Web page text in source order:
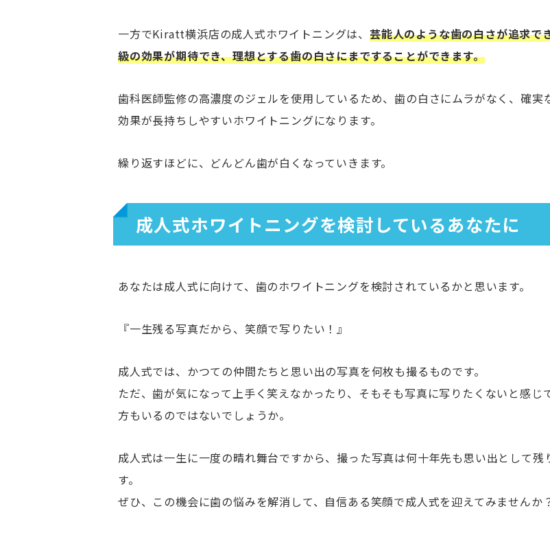
一方でKiratt横浜店の成人式ホワイトニングは、 芸能人のような歯の白さが追求で
級の効果が期待でき、理想とする歯の白さにまですることができます。
歯科医師監修の高濃度のジェルを使用しているため、歯の白さにムラがなく、確実
効果が長持ちしやすいホワイトニングになります。
繰り返すほどに、どんどん歯が白くなっていきます。
成人式ホワイトニングを検討しているあなたに
あなたは成人式に向けて、歯のホワイトニングを検討されているかと思います。
『一生残る写真だから、笑顔で写りたい！』
成人式では、かつての仲間たちと思い出の写真を何枚も撮るものです。
ただ、歯が気になって上手く笑えなかったり、そもそも写真に写りたくないと感じ
方もいるのではないでしょうか。
成人式は一生に一度の晴れ舞台ですから、撮った写真は何十年先も思い出として残
す。
ぜひ、この機会に歯の悩みを解消して、自信ある笑顔で成人式を迎えてみませんか